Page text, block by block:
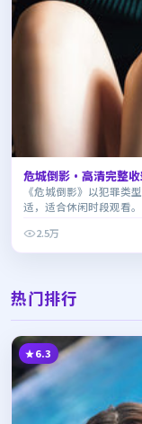
危城倒影·高清完整
《危城倒影》以犯罪类
适，适合休闲时段观看。
2.5万
热门排行
6.3